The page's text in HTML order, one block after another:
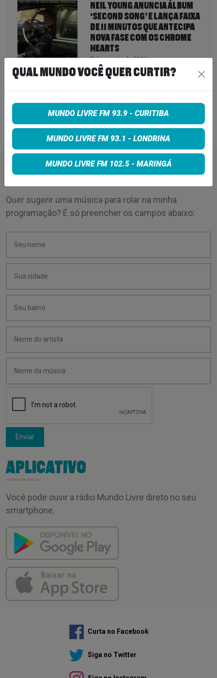
NEIL YOUNG ANUNCIA ÁLBUM
‘SECOND SONG’ E LANÇA FAIXA
DE 11 MINUTOS QUE ANTECIPA
NOVA FASE COM OS CHROME
HEARTS
7 de agosto de 2026
PETER KATSIS, EMPRESÁRIO DO
7 de agosto de 2026
PEÇA SUA MÚSICA
Quer sugerir uma música para rolar na minha
programação? É só preencher os campos abaixo:
Enviar
APLICATIVO
Você pode ouvir a rádio Mundo Livre direto no seu
smartphone.
Curta no Facebook
Siga no Twitter
QUAL MUNDO VOCÊ QUER CURTIR?
MUNDO LIVRE FM 93.9 - CURITIBA
MUNDO LIVRE FM 93.1 - LONDRINA
MUNDO LIVRE FM 102.5 - MARINGÁ